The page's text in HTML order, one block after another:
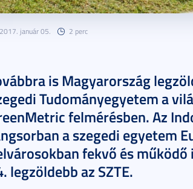
2017. január 05. 2 perc
is Magyarország
Tudományegyetem a
felmérésben. Az
a szegedi egyetem
fekvő és
legzöldebb az SZTE.